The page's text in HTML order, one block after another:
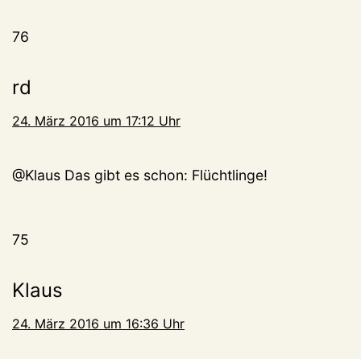
76
rd
24. März 2016 um 17:12 Uhr
@Klaus Das gibt es schon: Flüchtlinge!
75
Klaus
24. März 2016 um 16:36 Uhr